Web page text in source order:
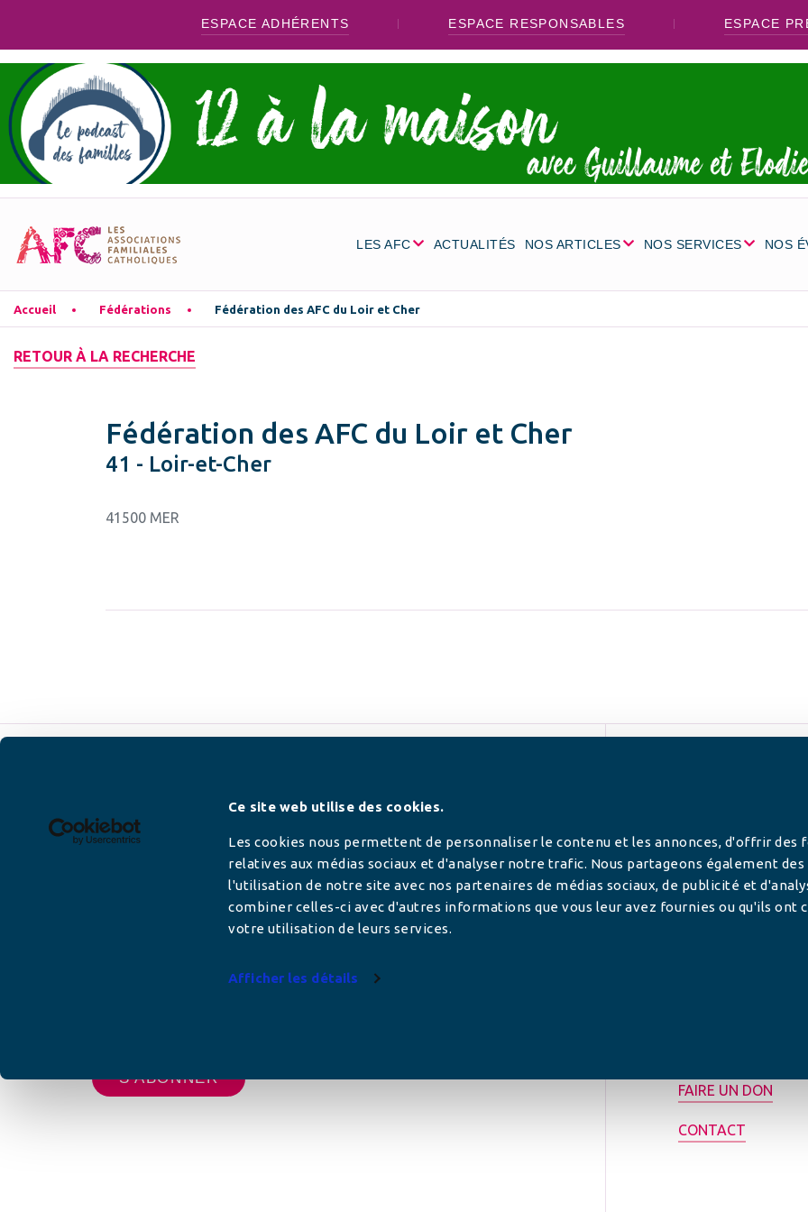
Ce site web utilise des cookies.
Les cookies nous permettent de personnaliser le contenu et les annonces, d'offrir des
relatives aux médias sociaux et d'analyser notre trafic. Nous partageons également
l'utilisation de notre site avec nos partenaires de médias sociaux, de publicité et
combiner celles-ci avec d'autres informations que vous leur avez fournies ou qu'ils ont
votre utilisation de leurs services.
Afficher les détails
ESPACE ADHÉRENTS ESPACE RESPONSABLES ESPACE
LES AFC ACTUALITÉS NOS ARTICLES NOS SERVICES NOS
Accueil Fédérations Fédération des AFC du Loir et Cher
RETOUR À LA RECHERCHE
Fédération des AFC du Loir et Cher
41 - Loir-et-Cher
41500 MER
Newsletter
FAIRE UN DON
CONTACT